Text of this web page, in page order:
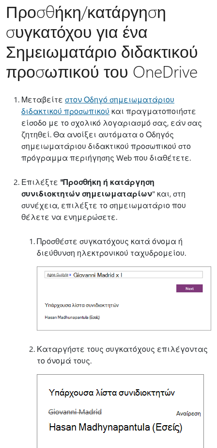
Προσθήκη/κατάργηση
συγκατόχου για ένα
Σημειωματάριο διδακτικού
προσωπικού του OneDrive
Μεταβείτε στον Οδηγό σημειωματάριου
διδακτικού προσωπικού και πραγματοποιήστε
είσοδο με το σχολικό λογαριασμό σας, εάν σας
ζητηθεί. Θα ανοίξει αυτόματα ο Οδηγός
σημειωματάριου διδακτικού προσωπικού στο
πρόγραμμα περιήγησης Web που διαθέτετε.
Επιλέξτε "Προσθήκη ή κατάργηση
συνιδιοκτητών σημειωματαρίων" και, στη
συνέχεια, επιλέξτε το σημειωματάριο που
θέλετε να ενημερώσετε.
Προσθέστε συγκατόχους κατά όνομα ή
διεύθυνση ηλεκτρονικού ταχυδρομείου.
Καταργήστε τους συγκατόχους επιλέγοντας
το όνομά τους.